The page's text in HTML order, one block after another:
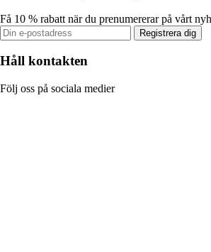
Få 10 % rabatt när du prenumererar på vårt
Registrera dig
Håll kontakten
Följ oss på sociala medier